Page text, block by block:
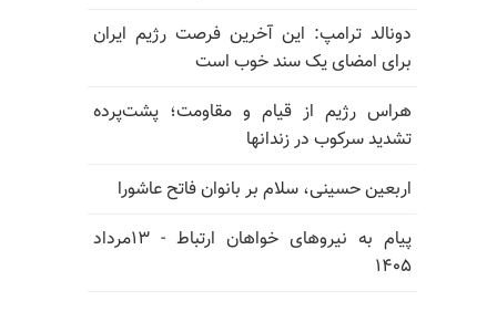
دونالد ترامپ: این آخرین فرصت رژیم ایران
برای امضای یک سند خوب است
هراس رژیم از قیام و مقاومت؛ پشت‌پرده
تشدید سرکوب در زندانها
اربعین حسینی، سلام بر بانوان فاتح عاشورا
پیام به نیروهای خواهان ارتباط - ۱۳مرداد
۱۴۰۵